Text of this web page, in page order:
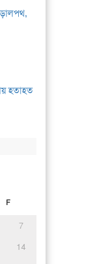
হতাহত
F
7
14